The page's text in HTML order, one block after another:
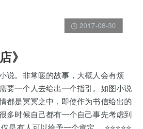
2017-08-30
》
说。非常暖的故事，大概人会有烦
要一个人去给出一个指引。如图小说
都是冥冥之中，即使作为书信给出的
多时候自己都有一个自己事先考虑到